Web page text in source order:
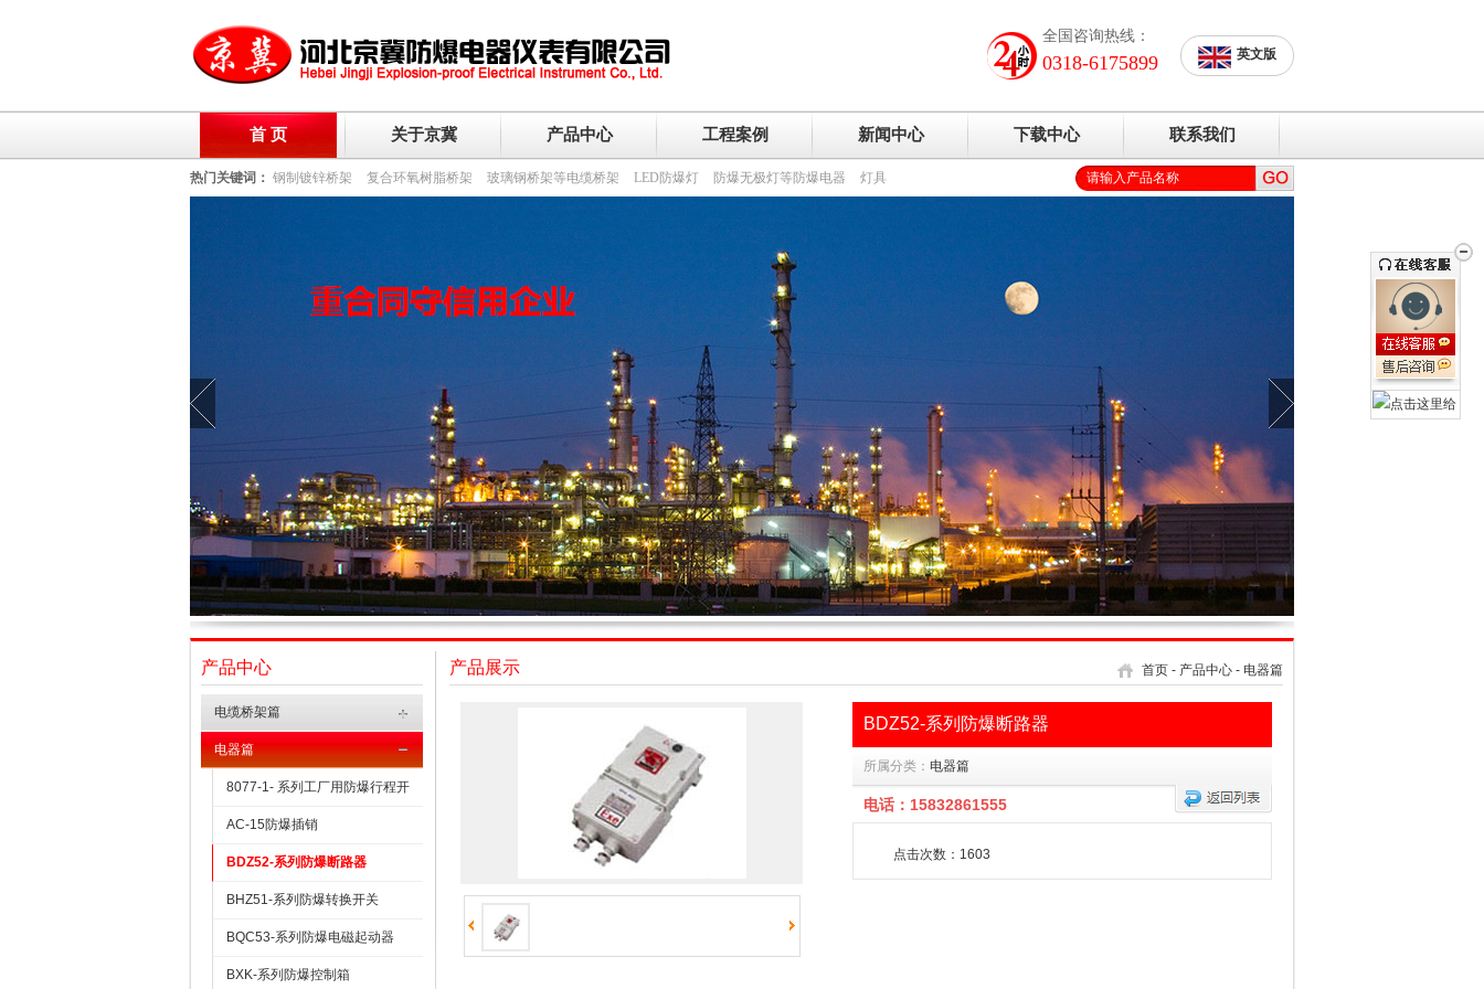
英文版
全国咨询热线：
0318-6175899
首 页 关于京冀 产品中心 工程案例 新闻中心 下载中心 联系我们
热门关键词： 钢制镀锌桥架 复合环氧树脂桥架 玻璃钢桥架等电缆桥架 LED防爆灯 防爆无极灯等防爆电器 灯具
产品中心
电缆桥架篇
电器篇
8077-1- 系列工厂用防爆行程开
AC-15防爆插销
BDZ52-系列防爆断路器
BHZ51-系列防爆转换开关
BQC53-系列防爆电磁起动器
BXK-系列防爆控制箱
产品展示 首页 - 产品中心 - 电器篇
BDZ52-系列防爆断路器
所属分类： 电器篇
电话：15832861555
点击次数：1603